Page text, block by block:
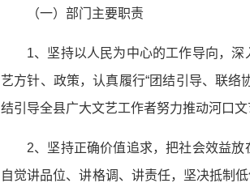
（一）部门主要职责
1、坚持以人民为中心的工作导向，
艺方针、政策，认真履行“团结引导、联
结引导全县广大文艺工作者努力推动河口文
2、坚持正确价值追求，把社会效益
自觉讲品位、讲格调、讲责任，坚决抵制